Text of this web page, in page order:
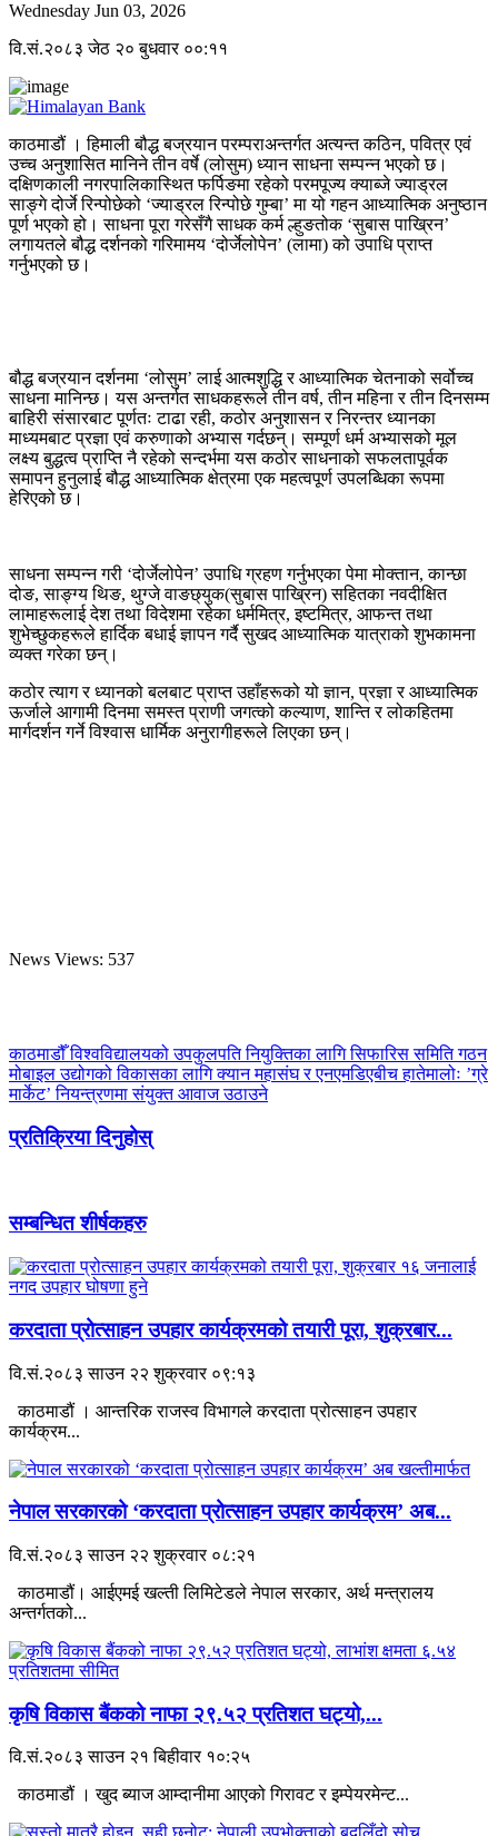
Wednesday Jun 03, 2026
वि.सं.२०८३ जेठ २० बुधवार ००:११
काठमाडौं । हिमाली बौद्ध बज्रयान परम्पराअन्तर्गत अत्यन्त कठिन, पवित्र एवं
उच्च अनुशासित मानिने तीन वर्षे (लोसुम) ध्यान साधना सम्पन्न भएको छ।
दक्षिणकाली नगरपालिकास्थित फर्पिङमा रहेको परमपूज्य क्याब्जे ज्याड्रल
साङ्गे दोर्जे रिन्पोछेको ‘ज्याड्रल रिन्पोछे गुम्बा’ मा यो गहन आध्यात्मिक अनुष्ठान
पूर्ण भएको हो। साधना पूरा गरेसँगै साधक कर्म ल्हुङतोक ‘सुबास पाख्रिन’
लगायतले बौद्ध दर्शनको गरिमामय ‘दोर्जेलोपेन’ (लामा) को उपाधि प्राप्त
गर्नुभएको छ।
बौद्ध बज्रयान दर्शनमा ‘लोसुम’ लाई आत्मशुद्धि र आध्यात्मिक चेतनाको सर्वोच्च
साधना मानिन्छ। यस अन्तर्गत साधकहरूले तीन वर्ष, तीन महिना र तीन दिनसम्म
बाहिरी संसारबाट पूर्णतः टाढा रही, कठोर अनुशासन र निरन्तर ध्यानका
माध्यमबाट प्रज्ञा एवं करुणाको अभ्यास गर्दछन्। सम्पूर्ण धर्म अभ्यासको मूल
लक्ष्य बुद्धत्व प्राप्ति नै रहेको सन्दर्भमा यस कठोर साधनाको सफलतापूर्वक
समापन हुनुलाई बौद्ध आध्यात्मिक क्षेत्रमा एक महत्वपूर्ण उपलब्धिका रूपमा
हेरिएको छ।
साधना सम्पन्न गरी ‘दोर्जेलोपेन’ उपाधि ग्रहण गर्नुभएका पेमा मोक्तान, कान्छा
दोङ, साङ्ग्य थिङ, थुग्जे वाङछ्युक(सुबास पाख्रिन) सहितका नवदीक्षित
लामाहरूलाई देश तथा विदेशमा रहेका धर्ममित्र, इष्टमित्र, आफन्त तथा
शुभेच्छुकहरूले हार्दिक बधाई ज्ञापन गर्दै सुखद आध्यात्मिक यात्राको शुभकामना
व्यक्त गरेका छन्।
कठोर त्याग र ध्यानको बलबाट प्राप्त उहाँहरूको यो ज्ञान, प्रज्ञा र आध्यात्मिक
ऊर्जाले आगामी दिनमा समस्त प्राणी जगत्को कल्याण, शान्ति र लोकहितमा
मार्गदर्शन गर्ने विश्वास धार्मिक अनुरागीहरूले लिएका छन्।
News Views: 537
काठमाडौँ विश्वविद्यालयको उपकुलपति नियुक्तिका लागि सिफारिस समिति गठन
मोबाइल उद्योगको विकासका लागि क्यान महासंघ र एनएमडिएबीच हातेमालोः ’ग्रे
मार्केट’ नियन्त्रणमा संयुक्त आवाज उठाउने
प्रतिक्रिया दिनुहोस्
सम्बन्धित शीर्षकहरु
करदाता प्रोत्साहन उपहार कार्यक्रमको तयारी पूरा, शुक्रबार...
वि.सं.२०८३ साउन २२ शुक्रवार ०९:१३
काठमाडौं । आन्तरिक राजस्व विभागले करदाता प्रोत्साहन उपहार
कार्यक्रम...
नेपाल सरकारको ‘करदाता प्रोत्साहन उपहार कार्यक्रम’ अब...
वि.सं.२०८३ साउन २२ शुक्रवार ०८:२१
काठमाडौं। आईएमई खल्ती लिमिटेडले नेपाल सरकार, अर्थ मन्त्रालय
अन्तर्गतको...
कृषि विकास बैंकको नाफा २९.५२ प्रतिशत घट्यो,...
वि.सं.२०८३ साउन २१ बिहीवार १०:२५
काठमाडौं । खुद ब्याज आम्दानीमा आएको गिरावट र इम्पेयरमेन्ट...